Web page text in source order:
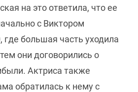
на это ответила, что ее
с Виктором
большая часть уходила
они договорились о
Актриса также
обратилась к нему с